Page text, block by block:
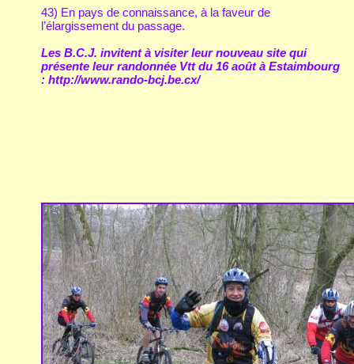
43) En pays de connaissance, à la faveur de
l’élargissement du passage.
Les B.C.J. invitent à visiter leur nouveau site qui
présente leur randonnée Vtt du 16 août à Estaimbourg
: http://www.rando-bcj.be.cx/